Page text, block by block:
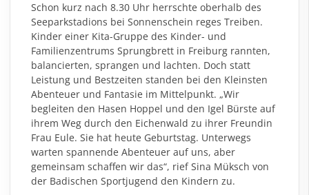
Schon kurz nach 8.30 Uhr herrschte oberhalb des
Seeparkstadions bei Sonnenschein reges Treiben.
Kinder einer Kita-Gruppe des Kinder- und
Familienzentrums Sprungbrett in Freiburg rannten,
balancierten, sprangen und lachten. Doch statt
Leistung und Bestzeiten standen bei den Kleinsten
Abenteuer und Fantasie im Mittelpunkt. „Wir
begleiten den Hasen Hoppel und den Igel Bürste auf
ihrem Weg durch den Eichenwald zu ihrer Freundin
Frau Eule. Sie hat heute Geburtstag. Unterwegs
warten spannende Abenteuer auf uns, aber
gemeinsam schaffen wir das“, rief Sina Müksch von
der Badischen Sportjugend den Kindern zu.